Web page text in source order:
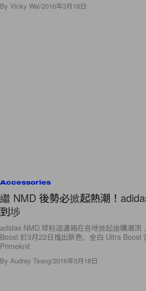
By Vicky Wai/2016年3月18日
Accessories
繼 NMD 後勢必掀起熱潮！
到埗
adidas NMD 球鞋這邊箱在各地掀起搶購潮流
Boost 於3月22日推出新色。全白 Ultra Boost
Primeknit
By Audrey Tsang/2016年3月18日